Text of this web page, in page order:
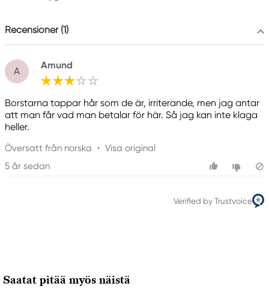
Recensioner (1)
A
Amund
Borstarna tappar hår som de är, irriterande, men jag antar
att man får vad man betalar för här. Så jag kan inte klaga
heller.
Översatt från norska • Visa original
5 år sedan
Verified by Trustvoice
Saatat pitää myös näistä